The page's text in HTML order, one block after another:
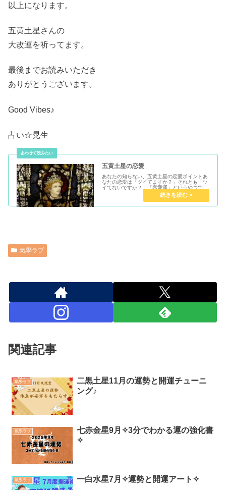
以上になります。
五黄土星さんの
大改運を祈ってます。
最後までお読みいただき
ありがとうございます。
Good Vibes♪
占い☆晃生
五黄土星の恋愛
あなたの知らない、五黄土星の恋愛ポイントあ
なたの恋愛は「ツイてますか？」それとも「ツ
イてないですか？」「恋愛運」というやつで
す..運にも金運・健康運・仕事運など色々ある
わけです。運勢にバイオリズムがあることは周
氣學ラブ
関連記事
氣學ラブ
二黒土星11月の運勢と開運チューニ
ング♪
氣學ラブ
七赤金星9月✧3分でわかる運の強化書
✧
氣學ラブ 一白水星7月✧運勢と開運アート✧